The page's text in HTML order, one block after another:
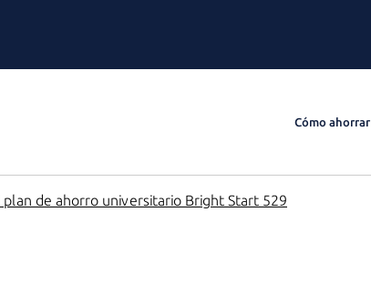
Cómo ahorrar
de ahorro universitario Bright Start 529